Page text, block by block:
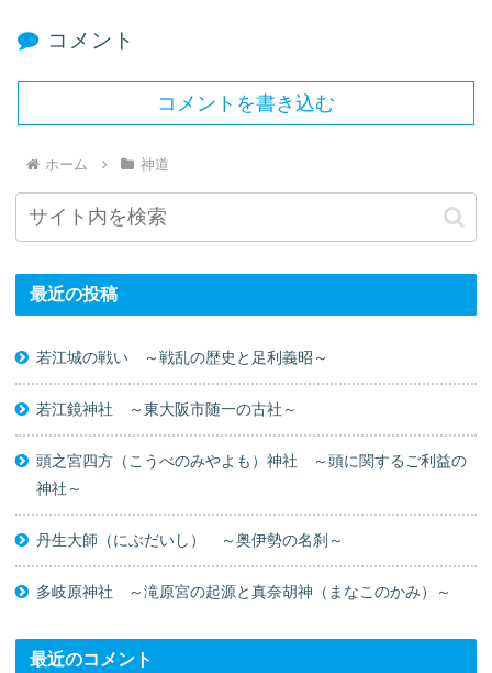
コメント
コメントを書き込む
ホーム 神道
最近の投稿
若江城の戦い ～戦乱の歴史と足利義昭～
若江鏡神社 ～東大阪市随一の古社～
頭之宮四方（こうべのみやよも）神社 ～頭に関するご利益の
神社～
丹生大師（にぶだいし） ～奥伊勢の名刹～
多岐原神社 ～滝原宮の起源と真奈胡神（まなこのかみ）～
最近のコメント